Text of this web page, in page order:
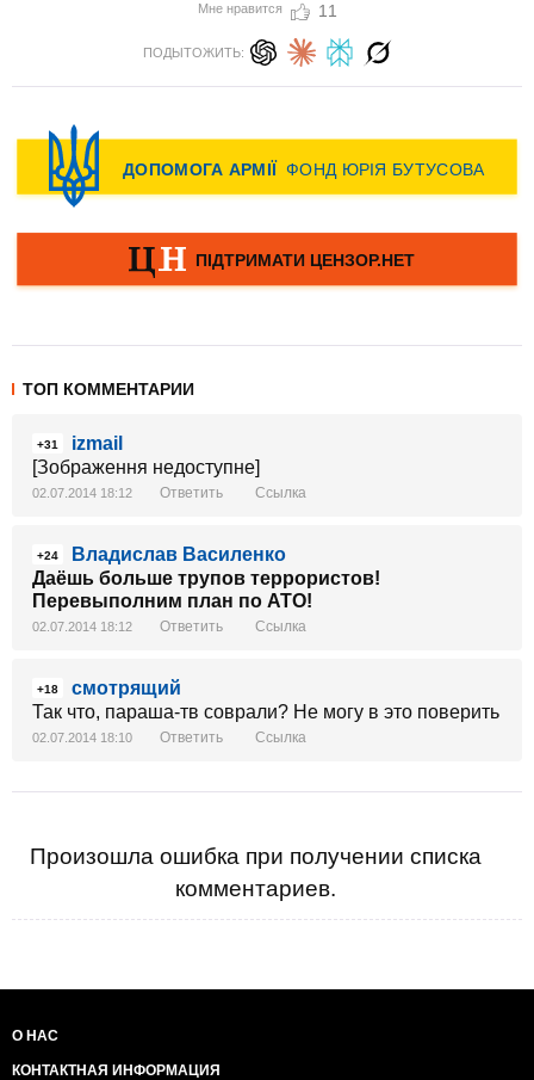
Мне нравится 11
ПОДЫТОЖИТЬ:
ТОП КОММЕНТАРИИ
+31
izmail
[Зображення недоступне]
02.07.2014 18:12 Ответить Ссылка
+24
Владислав Василенко
Даёшь больше трупов террористов!
Перевыполним план по АТО!
02.07.2014 18:12 Ответить Ссылка
+18
смотрящий
Так что, параша-тв соврали? Не могу в это поверить
02.07.2014 18:10 Ответить Ссылка
Произошла ошибка при получении списка
комментариев.
О НАС
КОНТАКТНАЯ ИНФОРМАЦИЯ